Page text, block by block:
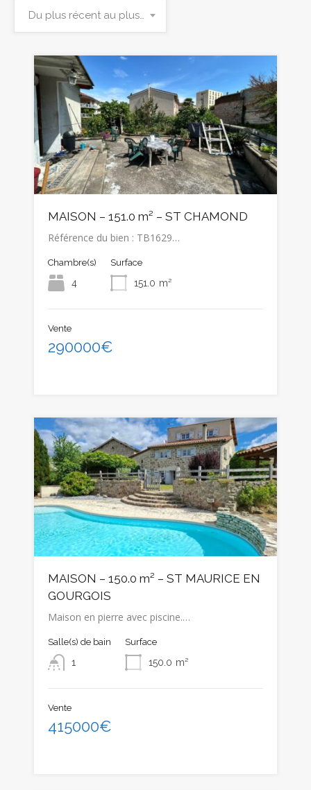
Du plus récent au plus ancien
MAISON – 151.0 m² – ST CHAMOND
Référence du bien : TB1629…
Chambre(s)
4
Surface
151.0 m²
Vente
290000€
MAISON – 150.0 m² – ST MAURICE EN
GOURGOIS
Maison en pierre avec piscine.…
Salle(s) de bain
1
Surface
150.0 m²
Vente
415000€